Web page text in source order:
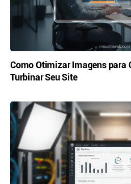
Como Otimizar Imagens para
Turbinar Seu Site